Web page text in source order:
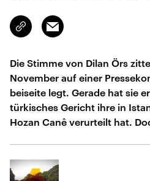
Link
kopieren/teilen
Email
Die Stimme von Dilan Örs
November auf einer
beiseite legt. Gerade hat sie
türkisches Gericht ihre in
Hozan Canê verurteilt hat.